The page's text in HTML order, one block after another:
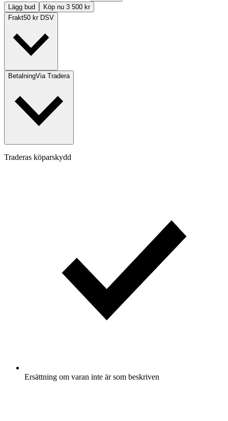
Lägg bud
Köp nu 3 500 kr
Frakt50 kr DSV
BetalningVia Tradera
Traderas köparskydd
Ersättning om varan inte är som beskriven